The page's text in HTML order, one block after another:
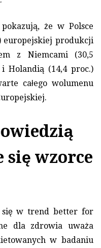
że w Polsce
europejskiej produkcji
z Niemcami (30,5
Holandią (14,4 proc.)
całego wolumenu
się wzorce
się w trend better for
dla zdrowia uważa
w badaniu